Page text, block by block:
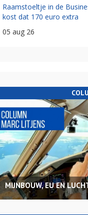
Raamstoeltje in de
kost dat 170 euro extra
05 aug 26
MIJNBOUW, EU EN